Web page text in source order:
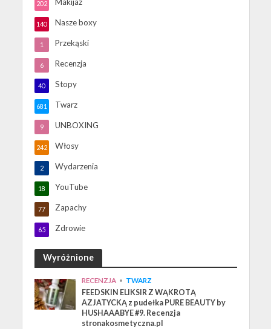
Makijaż
202
Nasze boxy
140
Przekąski
1
Recenzja
6
Stopy
40
Twarz
681
UNBOXING
9
Włosy
242
Wydarzenia
2
YouTube
18
Zapachy
77
Zdrowie
65
Wyróżnione
RECENZJA • TWARZ
FEEDSKIN ELIKSIR Z WĄKROTĄ
AZJATYCKĄ z pudełka PURE BEAUTY by
HUSHAAABYE #9. Recenzja
stronakosmetyczna.pl